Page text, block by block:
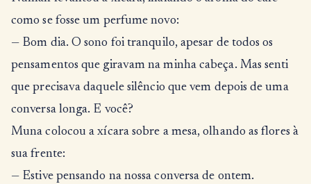
como se fosse um perfume novo:
— Bom dia. O sono foi tranquilo, apesar de todos os
pensamentos que giravam na minha cabeça. Mas senti
que precisava daquele silêncio que vem depois de uma
conversa longa. E você?
Muna colocou a xícara sobre a mesa, olhando as flores à
sua frente:
— Estive pensando na nossa conversa de ontem.